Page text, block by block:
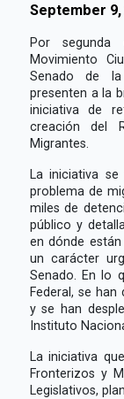
September 9,
Por segunda
Movimiento
Senado de
presenten a la
iniciativa de
creación del
Migrantes.
La iniciativa
problema de
miles de
público y
en dónde
un carácter
Senado. En lo
Federal, se
y se han
Instituto
La iniciativa
Fronterizos y
Legislativos,